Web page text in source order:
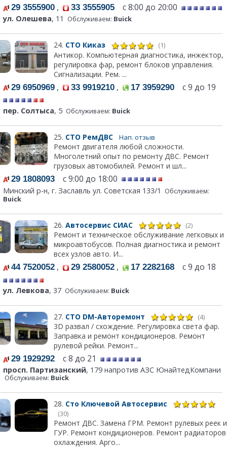
29 3555900 , 33 3555905 с 8:00 до 20:00
ул. Олешева, 11 Обслуживаем: Buick
24. СТО Киказ (1)
Антикор. Компьютерная диагностика, инжектор,
регулировка фар, ремонт блоков управления.
Сигнализации. Рем. ...
29 6950969 , 33 9919210 , 17 3959290 с 9 до 19
пер. Солтыса, 5 Обслуживаем: Buick
25. СТО РемДВС Нап. отзыв
Ремонт двигателя любой сложности.
Многолетний опыт по ремонту ДВС. Ремонт
грузовых автомобилей. Ремонт и шл...
29 1808093 с 9:00 до 18:00
Минский р-н, г. Заславль ул. Советская 133/1
Обслуживаем:
Buick
26. Автосервис СИАС (2)
Ремонт и техническое обслуживание легковых и
микроавтобусов. Полная диагностика и ремонт
всех узлов авто. И...
44 7520052 , 29 2580052 , 17 2282168 с 9 до 18
ул. Левкова, 37 Обслуживаем: Buick
27. СТО DM-Авторемонт (4)
3D развал / схождение. Регулировка света фар.
Заправка и ремонт кондиционеров. Ремонт
рулевой рейки. Ремонт...
29 1929292 с 8 до 21
просп. Партизанский, 179 напротив АЗС ЮнайтедКомпани
Обслуживаем: Buick
28. Сто Ключевой Автосервис
(30)
Ремонт ДВС. Замена ГРМ. Ремонт рулевых реек и
ГУР. Ремонт кондиционеров. Ремонт радиаторов
охлаждения. Арго...